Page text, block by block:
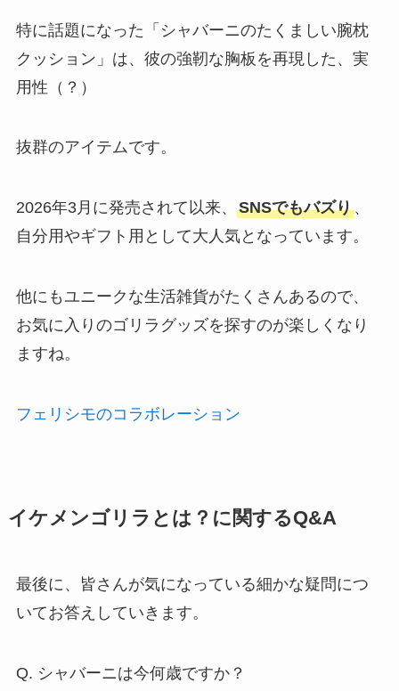
特に話題になった「シャバーニのたくましい腕枕
クッション」は、彼の強靭な胸板を再現した、実
用性（？）
抜群のアイテムです。
2026年3月に発売されて以来、 SNSでもバズり、
自分用やギフト用として大人気となっています。
他にもユニークな生活雑貨がたくさんあるので、
お気に入りのゴリラグッズを探すのが楽しくなり
ますね。
フェリシモのコラボレーション
イケメンゴリラとは？に関するQ&A
最後に、皆さんが気になっている細かな疑問につ
いてお答えしていきます。
Q. シャバーニは今何歳ですか？